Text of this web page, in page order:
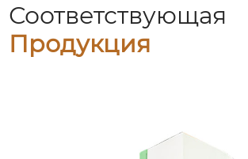
Соответствующая
Продукция